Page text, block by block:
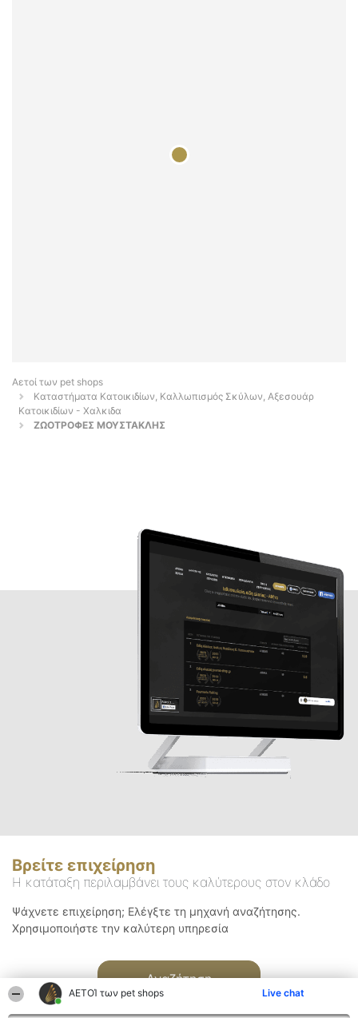
ΑΕΤΟΊ των pet shops Live chat
Αετοί των pet shops
Καταστήματα Κατοικιδίων, Καλλωπισμός Σκύλων, Αξεσουάρ
Κατοικιδίων - Χαλκιδα
ΖΩΟΤΡΟΦΕΣ ΜΟΥΣΤΑΚΛΗΣ
Βρείτε επιχείρηση
Η κατάταξη περιλαμβάνει τους καλύτερους στον κλάδο
Ψάχνετε επιχείρηση; Ελέγξτε τη μηχανή αναζήτησης.
Χρησιμοποιήστε την καλύτερη υπηρεσία
Αναζήτηση